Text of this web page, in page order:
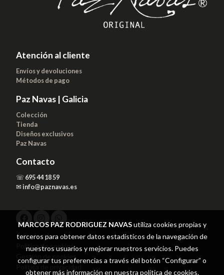
Atención al cliente
Envíos y devoluciones
Métodos de pago
Paz Navas | Galicia
Colección
Tienda
Diseños exclusivos
Paz Navas
Contacto
☏695 44 18 59
✉info@paznavas.es
Aviso legal
Política de cookies
Gestión de cookies
Política de privacidad
MARCOS PAZ RODRIGUEZ NAVASutiliza cookies propias y
terceros para obtener datos estadísticos de la navegación de
nuestros usuarios y mejorar nuestros servicios. Puedes
configurar tus preferencias a través del botón “Configurar” o
obtener más información en nuestra política de cookies.